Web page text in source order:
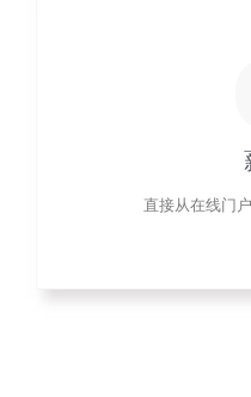
直接从在线门